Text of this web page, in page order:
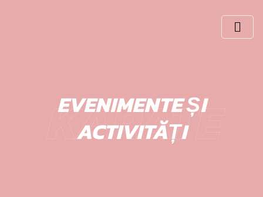
KARATE
EVENIMENTE ȘI
ACTIVITĂȚI